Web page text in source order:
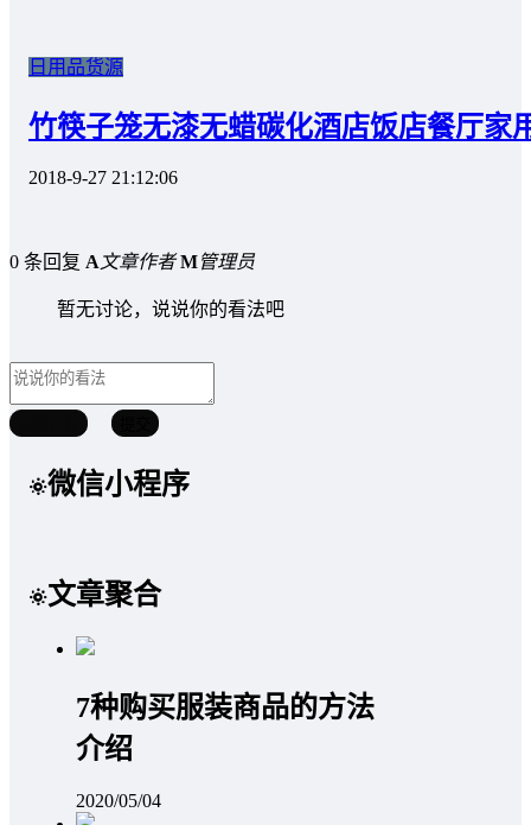
日用品货源
竹筷子笼无漆无蜡碳化酒店饭店餐厅家
2018-9-27 21:12:06
0 条回复 A文章作者 M管理员
暂无讨论，说说你的看法吧
微信小程序
文章聚合
7种购买服装商品的方法
介绍
2020/05/04